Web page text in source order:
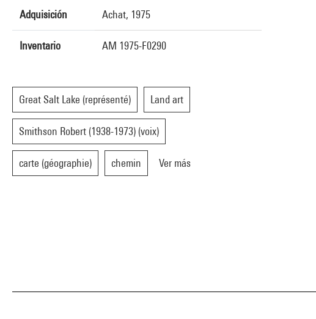
Adquisición Achat, 1975
Inventario AM 1975-F0290
Great Salt Lake (représenté) Land art
Smithson Robert (1938-1973) (voix)
carte (géographie) chemin Ver más